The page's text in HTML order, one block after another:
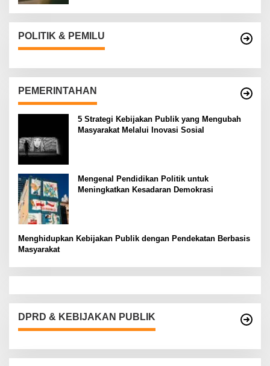
POLITIK & PEMILU
PEMERINTAHAN
5 Strategi Kebijakan Publik yang Mengubah
Masyarakat Melalui Inovasi Sosial
Mengenal Pendidikan Politik untuk
Meningkatkan Kesadaran Demokrasi
Menghidupkan Kebijakan Publik dengan Pendekatan Berbasis
Masyarakat
DPRD & KEBIJAKAN PUBLIK